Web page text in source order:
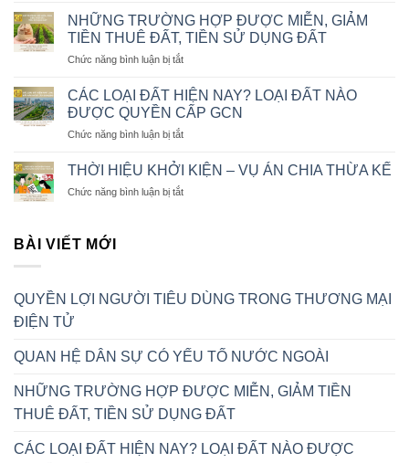
TRONG
THƯƠNG
ĐIỆN
HỆ
DÂN
SỰ
CÓ
TỐ
NƯỚC
NGOÀI
NHỮNG TRƯỜNG HỢP ĐƯỢC MIỄN, GIẢM
TIỀN THUÊ ĐẤT, TIỀN SỬ DỤNG ĐẤT
Chức năng bình luận bị tắtở
TRƯỜNG
HỢP
ĐƯỢC
MIỄN,
TIỀN
ĐẤT,
CÁC LOẠI ĐẤT HIỆN NAY? LOẠI ĐẤT NÀO
ĐƯỢC QUYỀN CẤP GCN
Chức năng bình luận bị tắtở
LOẠI
HIỆN
QUYỀN
CẤP
THỜI HIỆU KHỞI KIỆN – VỤ ÁN CHIA THỪA KẾ
Chức năng bình luận bị tắtở
ÁN
KẾ
BÀI VIẾT MỚI
QUYỀN LỢI NGƯỜI TIÊU DÙNG TRONG THƯƠNG MẠI
ĐIỆN TỬ
QUAN HỆ DÂN SỰ CÓ YẾU TỐ NƯỚC NGOÀI
NHỮNG TRƯỜNG HỢP ĐƯỢC MIỄN, GIẢM TIỀN
THUÊ ĐẤT, TIỀN SỬ DỤNG ĐẤT
CÁC LOẠI ĐẤT HIỆN NAY? LOẠI ĐẤT NÀO ĐƯỢC